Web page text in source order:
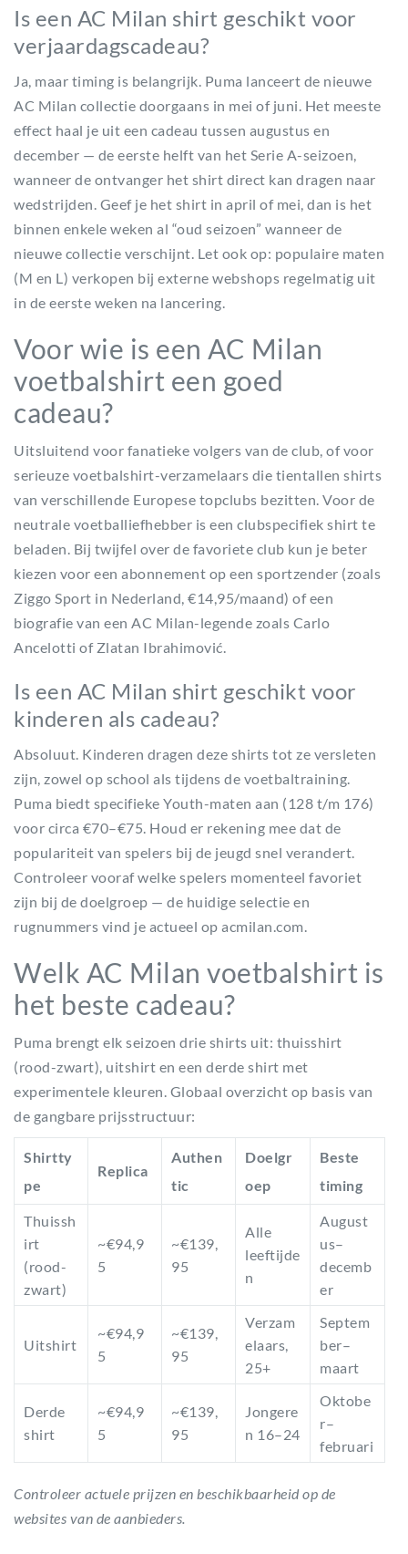
Is een AC Milan shirt geschikt voor
verjaardagscadeau?
Ja, maar timing is belangrijk. Puma lanceert de nieuwe
AC Milan collectie doorgaans in mei of juni. Het meeste
effect haal je uit een cadeau tussen augustus en
december — de eerste helft van het Serie A-seizoen,
wanneer de ontvanger het shirt direct kan dragen naar
wedstrijden. Geef je het shirt in april of mei, dan is het
binnen enkele weken al “oud seizoen” wanneer de
nieuwe collectie verschijnt. Let ook op: populaire maten
(M en L) verkopen bij externe webshops regelmatig uit
in de eerste weken na lancering.
Voor wie is een AC Milan
voetbalshirt een goed
cadeau?
Uitsluitend voor fanatieke volgers van de club, of voor
serieuze voetbalshirt-verzamelaars die tientallen shirts
van verschillende Europese topclubs bezitten. Voor de
neutrale voetballiefhebber is een clubspecifiek shirt te
beladen. Bij twijfel over de favoriete club kun je beter
kiezen voor een abonnement op een sportzender (zoals
Ziggo Sport in Nederland, €14,95/maand) of een
biografie van een AC Milan-legende zoals Carlo
Ancelotti of Zlatan Ibrahimović.
Is een AC Milan shirt geschikt voor
kinderen als cadeau?
Absoluut. Kinderen dragen deze shirts tot ze versleten
zijn, zowel op school als tijdens de voetbaltraining.
Puma biedt specifieke Youth-maten aan (128 t/m 176)
voor circa €70–€75. Houd er rekening mee dat de
populariteit van spelers bij de jeugd snel verandert.
Controleer vooraf welke spelers momenteel favoriet
zijn bij de doelgroep — de huidige selectie en
rugnummers vind je actueel op acmilan.com.
Welk AC Milan voetbalshirt is
het beste cadeau?
Puma brengt elk seizoen drie shirts uit: thuisshirt
(rood-zwart), uitshirt en een derde shirt met
experimentele kleuren. Globaal overzicht op basis van
de gangbare prijsstructuur:
Shirtty
pe
Replica
Authen
tic
Doelgr
oep
Beste
timing
Thuissh
irt
(rood-
zwart)
~€94,9
5
~€139,
95
Alle
leeftijde
n
August
us–
decemb
er
Uitshirt
~€94,9
5
~€139,
95
Verzam
elaars,
25+
Septem
ber–
maart
Derde
shirt
~€94,9
5
~€139,
95
Jongere
n 16–24
Oktobe
r–
februari
Controleer actuele prijzen en beschikbaarheid op de
websites van de aanbieders.